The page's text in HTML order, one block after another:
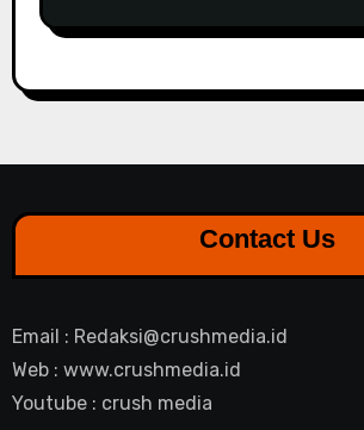
Contact Us
Email : Redaksi@crushmedia.id
Web : www.crushmedia.id
Youtube : crush media